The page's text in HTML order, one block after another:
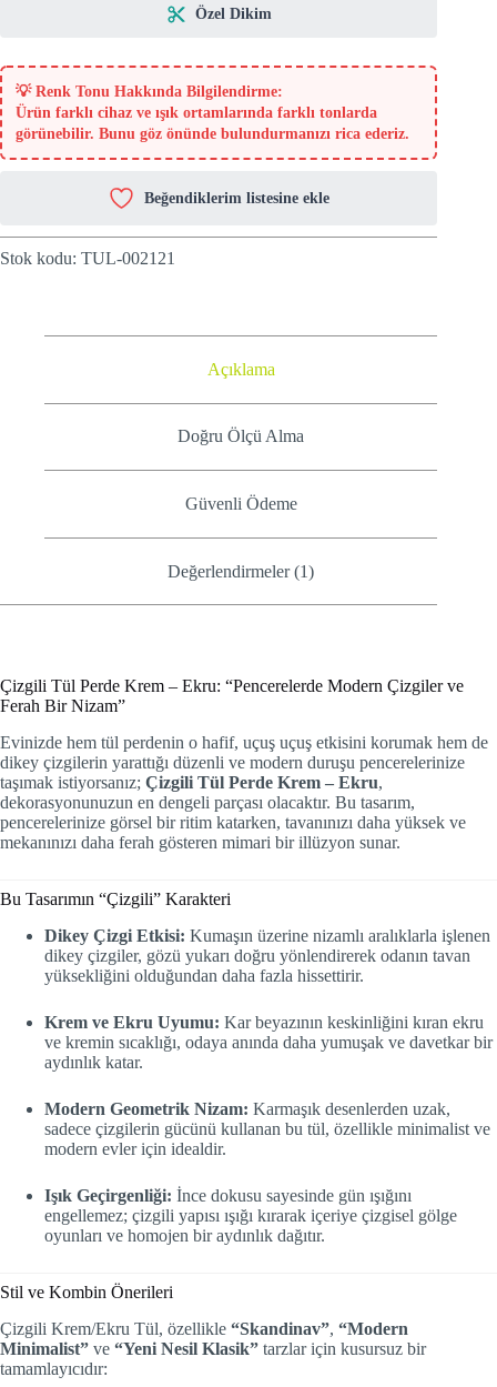
Özel Dikim
💡 Renk Tonu Hakkında Bilgilendirme:
Ürün farklı cihaz ve ışık ortamlarında farklı tonlarda
görünebilir. Bunu göz önünde bulundurmanızı rica ederiz.
Beğendiklerim listesine ekle
Stok kodu: TUL-002121
Açıklama
Doğru Ölçü Alma
Güvenli Ödeme
Değerlendirmeler (1)
Çizgili Tül Perde Krem – Ekru: “Pencerelerde Modern Çizgiler ve
Ferah Bir Nizam”
Evinizde hem tül perdenin o hafif, uçuş uçuş etkisini korumak hem de
dikey çizgilerin yarattığı düzenli ve modern duruşu pencerelerinize
taşımak istiyorsanız; Çizgili Tül Perde Krem – Ekru,
dekorasyonunuzun en dengeli parçası olacaktır. Bu tasarım,
pencerelerinize görsel bir ritim katarken, tavanınızı daha yüksek ve
mekanınızı daha ferah gösteren mimari bir illüzyon sunar.
Bu Tasarımın “Çizgili” Karakteri
Dikey Çizgi Etkisi: Kumaşın üzerine nizamlı aralıklarla işlenen
dikey çizgiler, gözü yukarı doğru yönlendirerek odanın tavan
yüksekliğini olduğundan daha fazla hissettirir.
Krem ve Ekru Uyumu: Kar beyazının keskinliğini kıran ekru
ve kremin sıcaklığı, odaya anında daha yumuşak ve davetkar bir
aydınlık katar.
Modern Geometrik Nizam: Karmaşık desenlerden uzak,
sadece çizgilerin gücünü kullanan bu tül, özellikle minimalist ve
modern evler için idealdir.
Işık Geçirgenliği: İnce dokusu sayesinde gün ışığını
engellemez; çizgili yapısı ışığı kırarak içeriye çizgisel gölge
oyunları ve homojen bir aydınlık dağıtır.
Stil ve Kombin Önerileri
Çizgili Krem/Ekru Tül, özellikle “Skandinav”, “Modern
Minimalist” ve “Yeni Nesil Klasik” tarzlar için kusursuz bir
tamamlayıcıdır: